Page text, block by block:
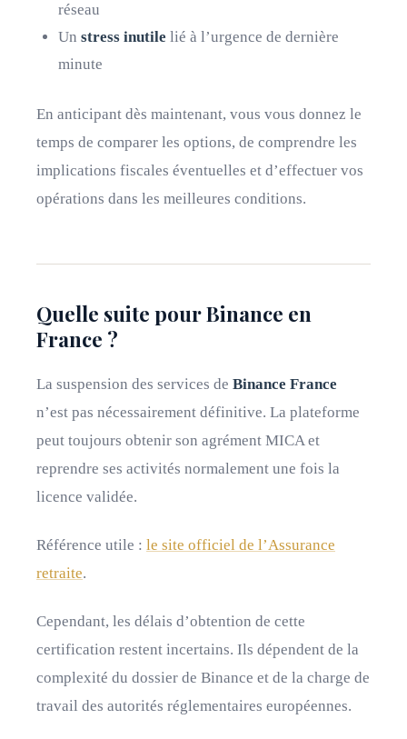
réseau
Un stress inutile lié à l’urgence de dernière
minute
En anticipant dès maintenant, vous vous donnez le
temps de comparer les options, de comprendre les
implications fiscales éventuelles et d’effectuer vos
opérations dans les meilleures conditions.
Quelle suite pour Binance en
France ?
La suspension des services de Binance France
n’est pas nécessairement définitive. La plateforme
peut toujours obtenir son agrément MICA et
reprendre ses activités normalement une fois la
licence validée.
Référence utile : le site officiel de l’Assurance
retraite.
Cependant, les délais d’obtention de cette
certification restent incertains. Ils dépendent de la
complexité du dossier de Binance et de la charge de
travail des autorités réglementaires européennes.